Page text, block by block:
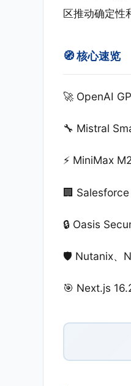
区推动确定性
🧭 核心速览
🚀 OpenAI
🔧 Mistral
⚡ MiniMax
🏢
🔒 Oasis
🛡️ Nutanix、
🎯 Next.js